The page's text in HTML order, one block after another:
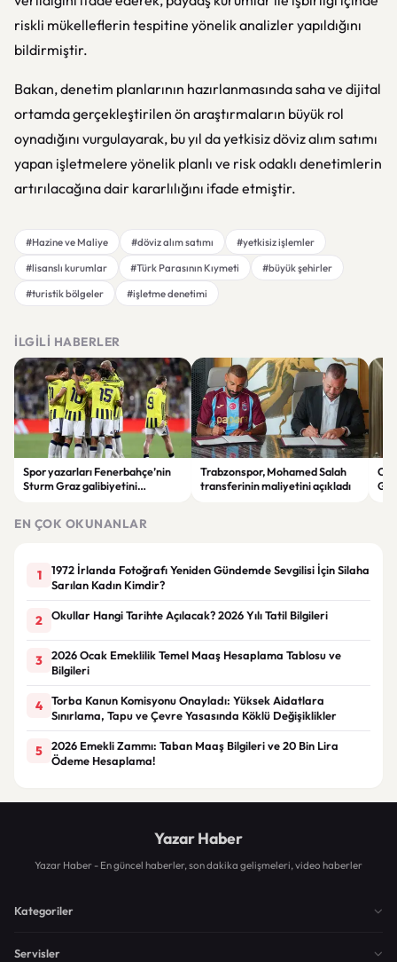
riskli mükelleflerin tespitine yönelik analizler yapıldığını
bildirmiştir.
Bakan, denetim planlarının hazırlanmasında saha ve dijital
ortamda gerçekleştirilen ön araştırmaların büyük rol
oynadığını vurgulayarak, bu yıl da yetkisiz döviz alım satımı
yapan işletmelere yönelik planlı ve risk odaklı denetimlerin
artırılacağına dair kararlılığını ifade etmiştir.
#Hazine ve Maliye #döviz alım satımı
#yetkisiz işlemler
#lisanslı kurumlar
#Türk Parasının Kıymeti
#büyük şehirler
#turistik bölgeler
#işletme denetimi
İLGILI HABERLER
Spor yazarları Fenerbahçe’nin
Sturm Graz galibiyetini
Trabzonspor, Mohamed Salah
transferinin maliyetini açıkladı
EN ÇOK OKUNANLAR
1
1972 İrlanda Fotoğrafı Yeniden Gündemde Sevgilisi İçin Silaha
Sarılan Kadın Kimdir?
2 Okullar Hangi Tarihte Açılacak? 2026 Yılı Tatil Bilgileri
3
2026 Ocak Emeklilik Temel Maaş Hesaplama Tablosu ve
Bilgileri
4
Torba Kanun Komisyonu Onayladı: Yüksek Aidatlara
Sınırlama, Tapu ve Çevre Yasasında Köklü Değişiklikler
5
2026 Emekli Zammı: Taban Maaş Bilgileri ve 20 Bin Lira
Ödeme Hesaplama!
Yazar Haber
Yazar Haber - En güncel haberler, son dakika gelişmeleri, video haberler
Kategoriler
Servisler